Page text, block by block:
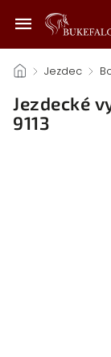
/ Jezdec /
Jezdecké
9113